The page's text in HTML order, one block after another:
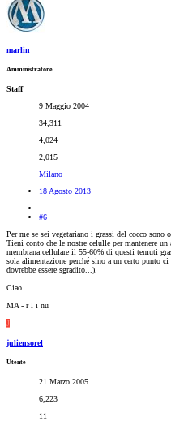
marlin
Amministratore
Staff
9 Maggio 2004
34,311
4,024
2,015
Milano
18 Agosto 2013
#6
Per me se sei vegetariano i grassi del cocco
Tieni conto che le nostre celulle per mantenere un
membrana cellulare il 55-60% di questi temuti
sola alimentazione perché sino a un certo punto
dovrebbe essere sgradito...).
Ciao
MA - r l i nu
J
juliensorel
Utente
21 Marzo 2005
6,223
11